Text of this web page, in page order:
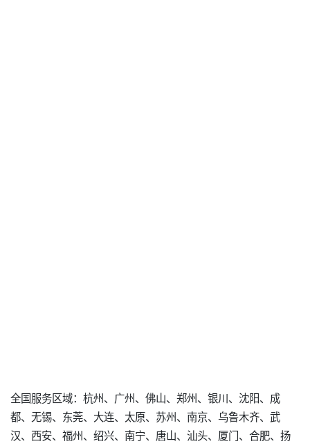
全国服务区域：杭州、广州、佛山、郑州、银川、沈阳、成
都、无锡、东莞、大连、太原、苏州、南京、乌鲁木齐、武
汉、西安、福州、绍兴、南宁、唐山、汕头、厦门、合肥、扬